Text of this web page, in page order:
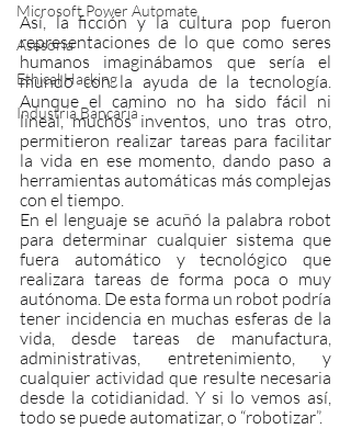
Microsoft Power Automate
Asesoría
Ethical Hacking
Industria Bancaria
Así, la ficción y la cultura pop fueron
representaciones de lo que como seres
humanos imaginábamos que sería el
mundo con la ayuda de la tecnología.
Aunque el camino no ha sido fácil ni
lineal, muchos inventos, uno tras otro,
permitieron realizar tareas para facilitar
la vida en ese momento, dando paso a
herramientas automáticas más complejas
con el tiempo.
En el lenguaje se acuñó la palabra robot
para determinar cualquier sistema que
fuera automático y tecnológico que
realizara tareas de forma poca o muy
autónoma. De esta forma un robot podría
tener incidencia en muchas esferas de la
vida, desde tareas de manufactura,
administrativas, entretenimiento, y
cualquier actividad que resulte necesaria
desde la cotidianidad. Y si lo vemos así,
todo se puede automatizar, o “robotizar”.